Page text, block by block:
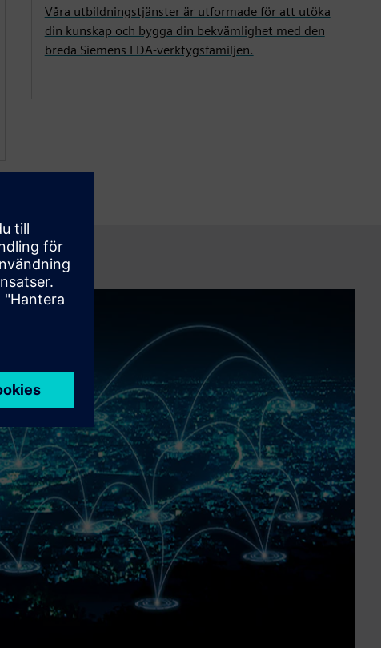
Våra utbildningstjänster är utformade för att utöka
din kunskap och bygga din bekvämlighet med den
breda Siemens EDA-verktygsfamiljen.